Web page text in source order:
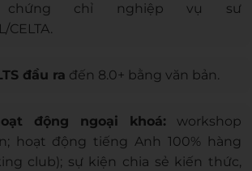
chỉ nghiệp vụ sư
CELTA.
đầu ra đến 8.0+ bằng văn bản.
động ngoại khoá:workshop
hoạt động tiếng Anh 100% hàng
club); sự kiện chia sẻ kiến thức,